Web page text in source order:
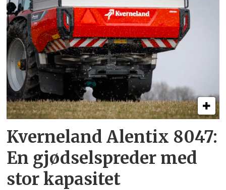
Kverneland Alentix 8047:
En gjødsel­spreder med
stor kapasitet